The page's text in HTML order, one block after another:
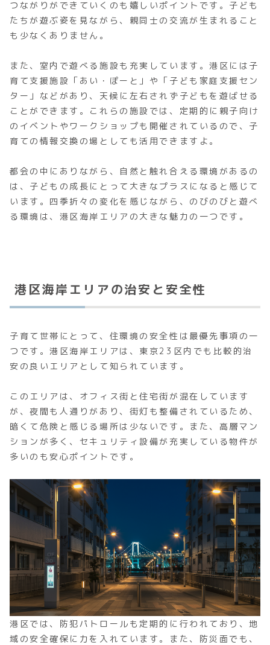
つながりができていくのも嬉しいポイントです。子ども
たちが遊ぶ姿を見ながら、親同士の交流が生まれること
も少なくありません。
また、室内で遊べる施設も充実しています。港区には子
育て支援施設「あい・ぽーと」や「子ども家庭支援セン
ター」などがあり、天候に左右されず子どもを遊ばせる
ことができます。これらの施設では、定期的に親子向け
のイベントやワークショップも開催されているので、子
育ての情報交換の場としても活用できますよ。
都会の中にありながら、自然と触れ合える環境があるの
は、子どもの成長にとって大きなプラスになると感じて
います。四季折々の変化を感じながら、のびのびと遊べ
る環境は、港区海岸エリアの大きな魅力の一つです。
港区海岸エリアの治安と安全性
子育て世帯にとって、住環境の安全性は最優先事項の一
つです。港区海岸エリアは、東京23区内でも比較的治
安の良いエリアとして知られています。
このエリアは、オフィス街と住宅街が混在しています
が、夜間も人通りがあり、街灯も整備されているため、
暗くて危険と感じる場所は少ないです。また、高層マン
ションが多く、セキュリティ設備が充実している物件が
多いのも安心ポイントです。
港区では、防犯パトロールも定期的に行われており、地
域の安全確保に力を入れています。また、防災面でも、